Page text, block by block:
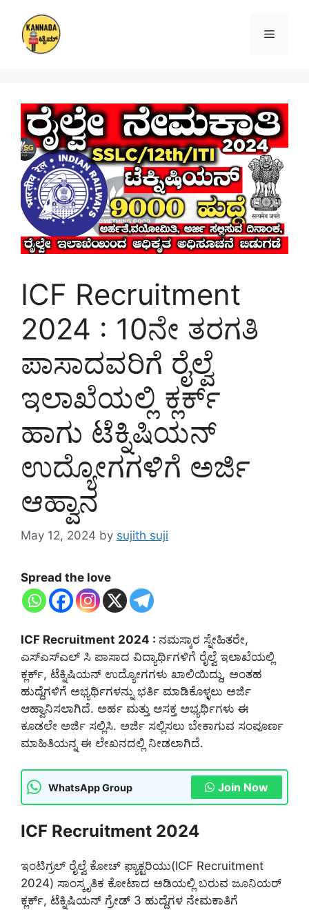
content
Menu
ICF Recruitment
2024 : 10ನೇ ತರಗತಿ
ಪಾಸಾದವರಿಗೆ ರೈಲ್ವೆ
ಇಲಾಖೆಯಲ್ಲಿ ಕ್ಲರ್ಕ್
ಹಾಗು ಟೆಕ್ನಿಷಿಯನ್
ಉದ್ಯೋಗಗಳಿಗೆ ಅರ್ಜಿ
ಆಹ್ವಾನ
May 12, 2024 by sujith suji
Spread the love
ICF Recruitment 2024 : ನಮಸ್ಕಾರ ಸ್ನೇಹಿತರೇ,
ಎಸ್ಎಸ್ಎಲ್ ಸಿ ಪಾಸಾದ ವಿದ್ಯಾರ್ಥಿಗಳಿಗೆ ರೈಲ್ವೆ ಇಲಾಖೆಯಲ್ಲಿ
ಕ್ಲರ್ಕ್, ಟೆಕ್ನಿಷಿಯನ್ ಉದ್ಯೋಗಗಳು ಖಾಲಿಯಿದ್ದು, ಅಂತಹ
ಹುದ್ದೆಗಳಿಗೆ ಅಭ್ಯರ್ಥಿಗಳನ್ನು ಭರ್ತಿ ಮಾಡಿಕೊಳ್ಳಲು ಅರ್ಜಿ
ಆಹ್ವಾನಿಸಲಾಗಿದೆ. ಅರ್ಹ ಮತ್ತು ಆಸಕ್ತ ಅಭ್ಯರ್ಥಿಗಳು ಈ
ಕೂಡಲೇ ಅರ್ಜಿ ಸಲ್ಲಿಸಿ. ಅರ್ಜಿ ಸಲ್ಲಿಸಲು ಬೇಕಾಗುವ ಸಂಪೂರ್ಣ
ಮಾಹಿತಿಯನ್ನ ಈ ಲೇಖನದಲ್ಲಿ ನೀಡಲಾಗಿದೆ.
WhatsApp Group Join Now
ICF Recruitment 2024
ಇಂಟಿಗ್ರಲ್ ರೈಲ್ವೆ ಕೋಚ್ ಫ್ಯಾಕ್ಟರಿಯು(ICF Recruitment
2024) ಸಾಂಸ್ಕೃತಿಕ ಕೋಟಾದ ಅಡಿಯಲ್ಲಿ ಬರುವ ಜೂನಿಯರ್
ಕ್ಲರ್ಕ್, ಟೆಕ್ನಿಷಿಯನ್ ಗ್ರೇಡ್ 3 ಹುದ್ದೆಗಳ ನೇಮಕಾತಿಗೆ